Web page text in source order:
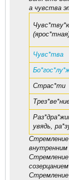
а чувства
Чувс*тва
Страс*ти
увядь,
Стремление
Стремление
Стремление